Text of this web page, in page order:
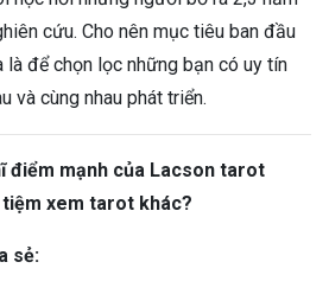
cứu. Cho nên mục tiêu ban đầu
để chọn lọc những bạn có uy tín
và cùng nhau phát triển.
điểm mạnh của Lacson tarot
xem tarot khác?
sẻ: